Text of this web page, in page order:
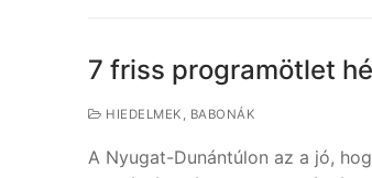
7 friss programötlet
HIEDELMEK, BABONÁK
A Nyugat-Dunántúlon az a jó,